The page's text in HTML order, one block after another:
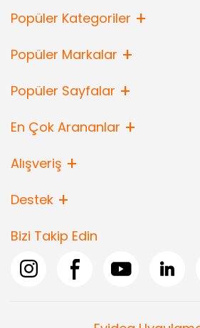
Popüler Kategoriler
Popüler Markalar
Popüler Sayfalar
En Çok Arananlar
Alışveriş
Destek
Bizi Takip Edin